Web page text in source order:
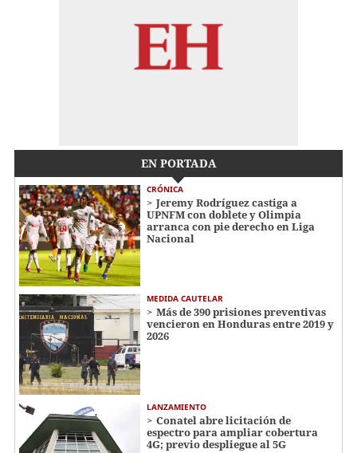
EN PORTADA
CRÓNICA
Jeremy Rodríguez castiga a
UPNFM con doblete y Olimpia
arranca con pie derecho en Liga
Nacional
MEDIDA CAUTELAR
Más de 390 prisiones preventivas
vencieron en Honduras entre 2019 y
2026
LANZAMIENTO
Conatel abre licitación de
espectro para ampliar cobertura
4G; previo despliegue al 5G